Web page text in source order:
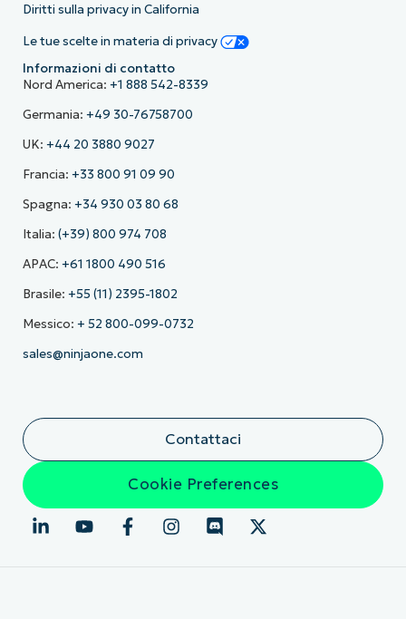
Diritti sulla privacy in California
Le tue scelte in materia di privacy
Informazioni di contatto
Nord America: +1 888 542-8339
Germania: +49 30-76758700
UK: +44 20 3880 9027
Francia: +33 800 91 09 90
Spagna: +34 930 03 80 68
Italia: (+39) 800 974 708
APAC: +61 1800 490 516
Brasile: +55 (11) 2395-1802
Messico: + 52 800-099-0732
sales@ninjaone.com
Contattaci
Cookie Preferences